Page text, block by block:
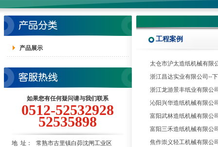
产品展示
如果您有任何疑问请与我们联系
0512-52532928
52535898
地 址：
常熟市古里镇白茆沈闸工业区
工程案例
太仓市沪太造纸机械有限
浙江昌达实业有限公司--
浙江龙游景丰纸业有限公
沁阳兴华造纸机械有限公
富阳武林造纸机械有限公
富阳三禾造纸机械有限公
焦作崇义轻工机械有限公